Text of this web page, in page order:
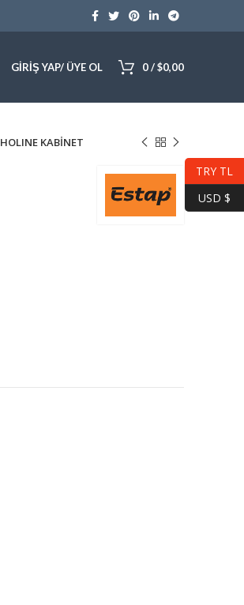
GIRIŞ YAP/ ÜYE OL 0/$0,00
KABİNET
TRY TL
USD $